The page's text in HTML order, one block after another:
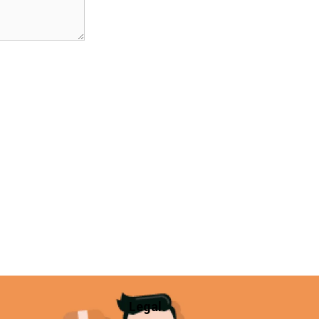
Legal